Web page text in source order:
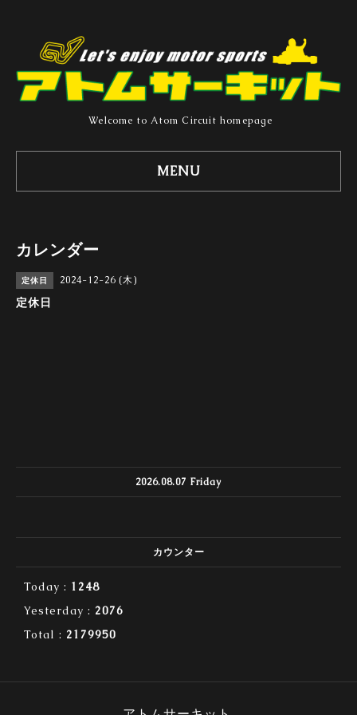
Welcome to Atom Circuit homepage
MENU
カレンダー
定休日 2024-12-26 (木)
定休日
2026.08.07 Friday
カウンター
Today : 1248
Yesterday : 2076
Total : 2179950